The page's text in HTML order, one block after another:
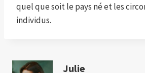
quel que soit le pays né et les
individus.
Julie